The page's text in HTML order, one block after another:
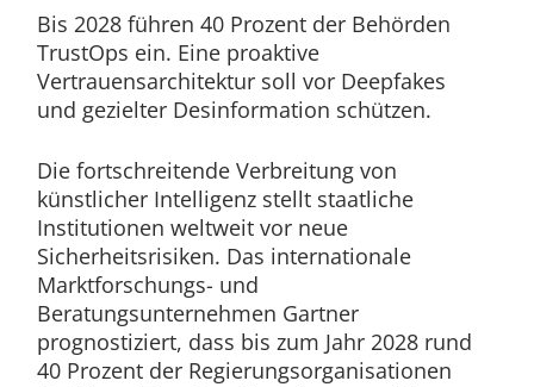
Bis 2028 führen 40 Prozent der Behörden
TrustOps ein. Eine proaktive
Vertrauensarchitektur soll vor Deepfakes
und gezielter Desinformation schützen.
Die fortschreitende Verbreitung von
künstlicher Intelligenz stellt staatliche
Institutionen weltweit vor neue
Sicherheitsrisiken. Das internationale
Marktforschungs- und
Beratungsunternehmen Gartner
prognostiziert, dass bis zum Jahr 2028 rund
40 Prozent der Regierungsorganisationen